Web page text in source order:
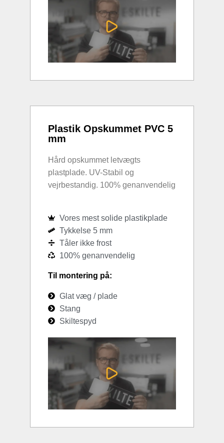
Plastik Opskummet PVC 5
mm
Hård opskummet letvægts
plastplade. UV-Stabil og
vejrbestandig. 100% genanvendelig
Vores mest solide plastikplade
Tykkelse 5 mm
Tåler ikke frost
100% genanvendelig
Til montering på:
Glat væg / plade
Stang
Skiltespyd